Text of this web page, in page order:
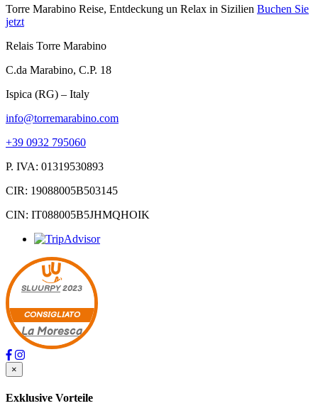
Torre Marabino Reise, Entdeckung un Relax in Sizilien Buchen Sie
jetzt
Relais Torre Marabino
C.da Marabino, C.P. 18
Ispica (RG) – Italy
info@torremarabino.com
+39 0932 795060
P. IVA: 01319530893
CIR: 19088005B503145
CIN: IT088005B5JHMQHOIK
SLUURPY2023
CONSIGLIATO
La Moresca
×
Exklusive Vorteile